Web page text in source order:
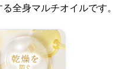
全身マルチオイルです。